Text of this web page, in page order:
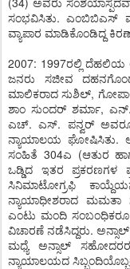
ಸಂಭವಿಸಿತು. ಎಂಬಿಬಿಎಸ್
ವ್ಯಾಪಾರ ಮಾಡಿಕೊಂಡಿದ್ದ
2007: 1997ರಲ್ಲಿ
ಜನರು ಸಜೀವ
ಮಾಲಿಕರಾದ ಸುಶಿಲ್,
ಶಾಂ ಸುಂದರ್ ಶರ್ಮಾ,
ಎಚ್. ಎಸ್. ಪನ್ವರ್ ಅವರೂ
ನ್ಯಾಯಾಲಯ ಘೋಷಿಸಿತು.
ಸಂಹಿತೆ 304ಎ (ಆತುರ
ಒಡ್ಡಿದ ಇತರ ಪ್ರಕರಣಗಳ
ಸಿನಿಮಾಟೋಗ್ರಫಿ
ನ್ಯಾಯಾಧೀಶರಾದ
ಎಂಟು ಮಂದಿ ಸಂಬಂಧಿಕರೂ
ವಿಚಾರಣೆ ನಡೆಸಿದ್ದರು.
ಮಧ್ಯೆ ಅನ್ಸಾಲ್ ಸಹೋದರರ
ನ್ಯಾಯಾಲಯದ